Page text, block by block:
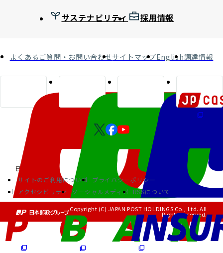
サステナビリティ 採用情報
よくあるご質問・お問い合わせサイトマップEnglish調達情報
サイトのご利用について
プライバシーポリシー
アクセシビリティ
ソーシャルメディア RSSについて
Copyright (C) JAPAN POST HOLDINGS Co., Ltd. All
Rights Reserved.